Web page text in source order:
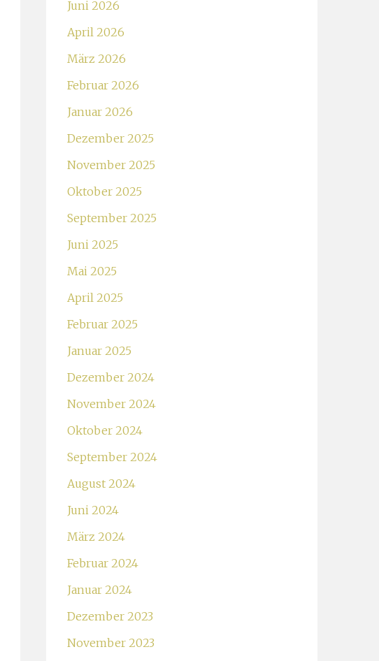
Juni 2026
April 2026
März 2026
Februar 2026
Januar 2026
Dezember 2025
November 2025
Oktober 2025
September 2025
Juni 2025
Mai 2025
April 2025
Februar 2025
Januar 2025
Dezember 2024
November 2024
Oktober 2024
September 2024
August 2024
Juni 2024
März 2024
Februar 2024
Januar 2024
Dezember 2023
November 2023